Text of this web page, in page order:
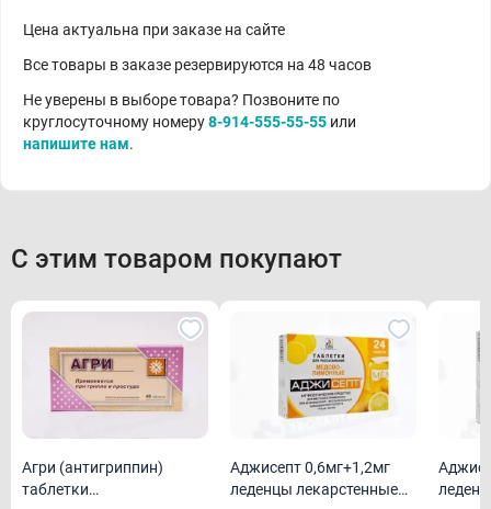
Цена актуальна при заказе на сайте
Все товары в заказе резервируются на 48 часов
Не уверены в выборе товара? Позвоните по
круглосуточному номеру8-914-555-55-55 или
напишите нам.
С этим товаром покупают
Агри (антигриппин)
таблетки
Аджисепт 0,6мг+1,2мг
леденцы лекарстенные